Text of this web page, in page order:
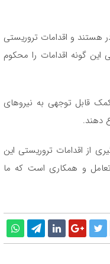
هستند و اقدامات تروریستی
گونه اقدامات را‌‌‌‌‌‌‌‌ محکوم
قابل توجهی به نیروهای
دهند.
از اقدامات تروریستی این
تعامل و همکاری است که ما